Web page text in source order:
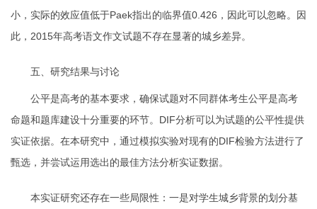
小，实际的效应值低于Paek指出的临界值0.426 ，因此可以忽略。因
此， 2015年高考语文作文试题不存在显著的城乡差异。
五、研究结果与讨论
公平是高考的基本要求，确保试题对不同群体考生公平是高考
命题和题库建设十分重要的环节。 DIF分析可以为试题的公平性提供
实证依据。在本研究中，通过模拟实验对现有的DIF检验方法进行了
甄选，并尝试运用选出的最佳方法分析实证数据。
本实证研究还存在一些局限性：一是对学生城乡背景的划分基